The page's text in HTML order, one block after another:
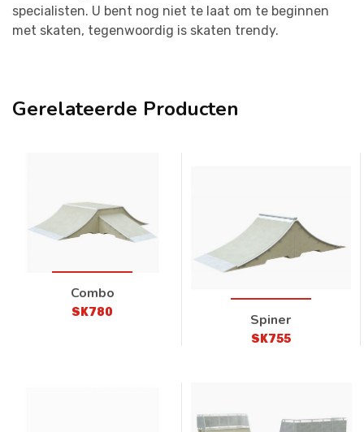
specialisten. U bent nog niet te laat om te beginnen
met skaten, tegenwoordig is skaten trendy.
Gerelateerde Producten
Combo
SK780 Spiner
SK755